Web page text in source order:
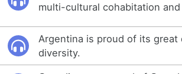
multi-cultural cohabitation
Argentina is proud of its great
diversity.